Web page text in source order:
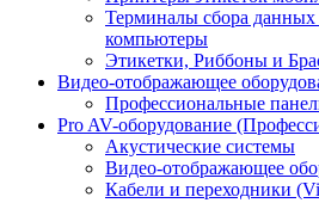
Терминалы сбора
компьютеры
Этикетки, Риббоны и
Видео-отображающее
Профессиональные
Pro AV-оборудование
Акустические системы
Видео-отображающее
Кабели и переходники